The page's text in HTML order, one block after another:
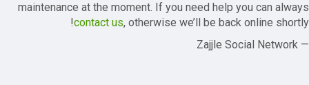
maintenance at the moment. If you need help you can always
contact us, otherwise we’ll be back online shortly!
— Zajjle Social Network